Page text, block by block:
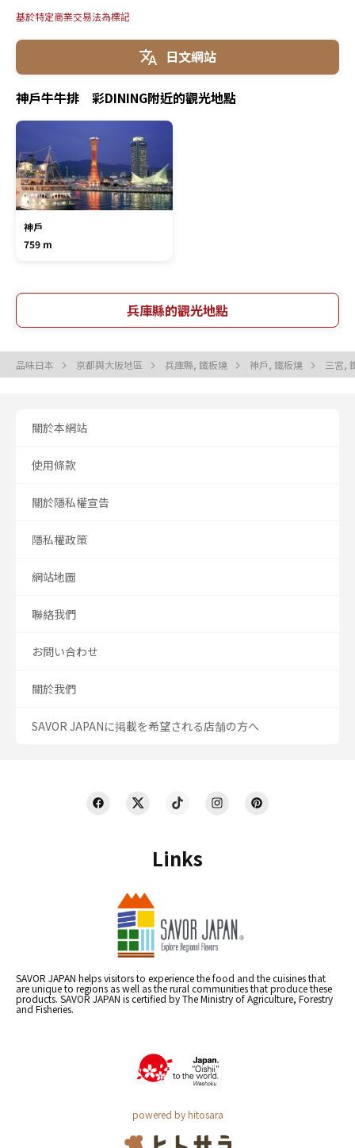
基於特定商業交易法為標記
日文網站
神戶牛牛排 彩DINING附近的觀光地點
神戶
759 m
兵庫縣的觀光地點
品味日本 京都與大阪地區 兵庫縣, 鐵板燒 神戶, 鐵板燒 三宮,
Links
SAVOR JAPAN helps visitors to experience the food and the cuisines that
are unique to regions as well as the rural communities that produce these
products. SAVOR JAPAN is certified by The Ministry of Agriculture, Forestry
and Fisheries.
powered by hitosara
關於本網站
使用條款
關於隱私權宣告
隱私權政策
網站地圖
聯絡我們
お問い合わせ
關於我們
SAVOR JAPANに掲載を希望される店舗の方へ